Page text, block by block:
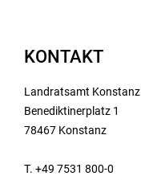
KONTAKT
Landratsamt Konstanz
Benediktinerplatz 1
78467 Konstanz
T. +49 7531 800-0